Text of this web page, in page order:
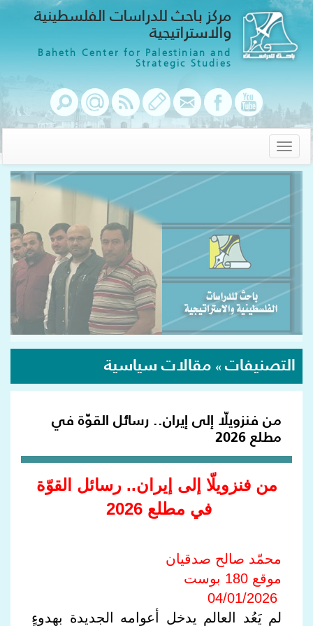
مركز باحث للدراسات الفلسطينية
والاستراتيجية
Baheth Center for Palestinian and
Strategic Studies
Toggle
navigation
التصنيفات » مقالات سياسية
من فنزويلّا إلى إيران.. رسائل القوّة في
مطلع 2026
من فنزويلّا إلى إيران.. رسائل القوّة
في مطلع 2026
محمّد صالح صدقيان
موقع 180 بوست
لم يَعُد العالم يدخل أعوامه الجديدة بهدوءٍ